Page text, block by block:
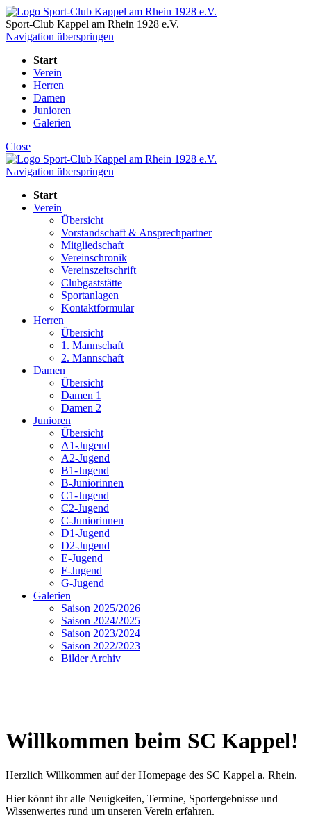
Sport-Club Kappel am Rhein 1928 e.V.
Navigation überspringen
Start
Verein
Herren
Damen
Junioren
Galerien
Close
Navigation überspringen
Start
Verein
Übersicht
Vorstandschaft & Ansprechpartner
Mitgliedschaft
Vereinschronik
Vereinszeitschrift
Clubgaststätte
Sportanlagen
Kontaktformular
Herren
Übersicht
1. Mannschaft
2. Mannschaft
Damen
Übersicht
Damen 1
Damen 2
Junioren
Übersicht
A1-Jugend
A2-Jugend
B1-Jugend
B-Juniorinnen
C1-Jugend
C2-Jugend
C-Juniorinnen
D1-Jugend
D2-Jugend
E-Jugend
F-Jugend
G-Jugend
Galerien
Saison 2025/2026
Saison 2024/2025
Saison 2023/2024
Saison 2022/2023
Bilder Archiv
Willkommen beim SC Kappel!
Herzlich Willkommen auf der Homepage des SC Kappel a. Rhein.
Hier könnt ihr alle Neuigkeiten, Termine, Sportergebnisse und
Wissenwertes rund um unseren Verein erfahren.